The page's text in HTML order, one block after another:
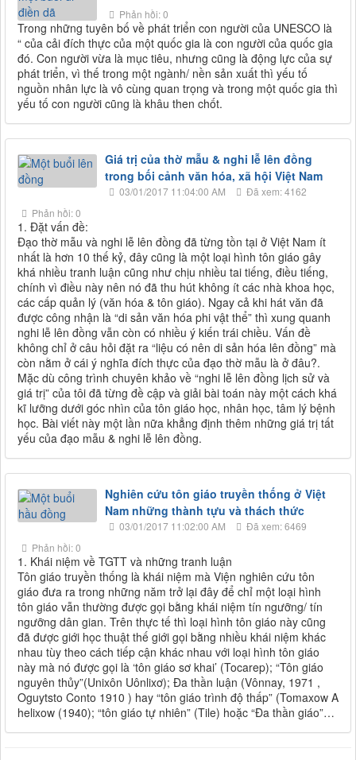
Phản hồi: 0
Trong những tuyên bố về phát triển con người của UNESCO là
“ của cải đích thực của một quốc gia là con người của quốc gia
đó. Con người vừa là mục tiêu, nhưng cũng là động lực của sự
phát triển, vì thế trong một ngành/ nền sản xuất thì yếu tố
nguồn nhân lực là vô cùng quan trọng và trong một quốc gia thì
yếu tố con người cũng là khâu then chốt.
Giá trị của thờ mẫu & nghi lễ lên đồng
trong bối cảnh văn hóa, xã hội Việt Nam
03/01/2017 11:04:00 AM
Đã xem: 4162
Phản hồi: 0
1. Đặt vấn đề:
Đạo thờ mẫu và nghi lễ lên đồng đã từng tồn tại ở Việt Nam ít
nhất là hơn 10 thế kỷ, đây cũng là một loại hình tôn giáo gây
khá nhiều tranh luận cũng như chịu nhiều tai tiếng, điều tiếng,
chính vì điều này nên nó đã thu hút không ít các nhà khoa học,
các cấp quản lý (văn hóa & tôn giáo). Ngay cả khi hát văn đã
được công nhận là “di sản văn hóa phi vật thể” thì xung quanh
nghi lễ lên đồng vẫn còn có nhiều ý kiến trái chiều. Vấn đề
không chỉ ở câu hỏi đặt ra “liệu có nên di sản hóa lên đồng” mà
còn nằm ở cái ý nghĩa đích thực của đạo thờ mẫu là ở đâu?.
Mặc dù công trình chuyên khảo về “nghi lễ lên đồng lịch sử và
giá trị” của tôi đã từng đề cập và giải bài toán này một cách khá
kĩ lưỡng dưới góc nhìn của tôn giáo học, nhân học, tâm lý bệnh
học. Bài viết này một lần nữa khẳng định thêm những giá trị tất
yếu của đạo mẫu & nghi lễ lên đồng.
Nghiên cứu tôn giáo truyền thống ở Việt
Nam những thành tựu và thách thức
03/01/2017 11:02:00 AM
Đã xem: 6469
Phản hồi: 0
1. Khái niệm về TGTT và những tranh luận
Tôn giáo truyền thống là khái niệm mà Viện nghiên cứu tôn
giáo đưa ra trong những năm trở lại đây để chỉ một loại hình
tôn giáo vẫn thường được gọi bằng khái niệm tín ngưỡng/ tín
ngưỡng dân gian. Trên thực tế thì loại hình tôn giáo này cũng
đã được giới học thuật thế giới gọi bằng nhiều khái niệm khác
nhau tùy theo cách tiếp cận khác nhau với loại hình tôn giáo
này mà nó được gọi là ‘tôn giáo sơ khai’ (Tocarep); “Tôn giáo
nguyên thủy”(Unixôn Uônlixơ); Đa thần luận (Vônnay, 1971 ,
Oguytsto Conto 1910 ) hay “tôn giáo trình độ thấp” (Tomaxow A
helixow (1940); “tôn giáo tự nhiên” (Tile) hoặc “Đa thần giáo”…